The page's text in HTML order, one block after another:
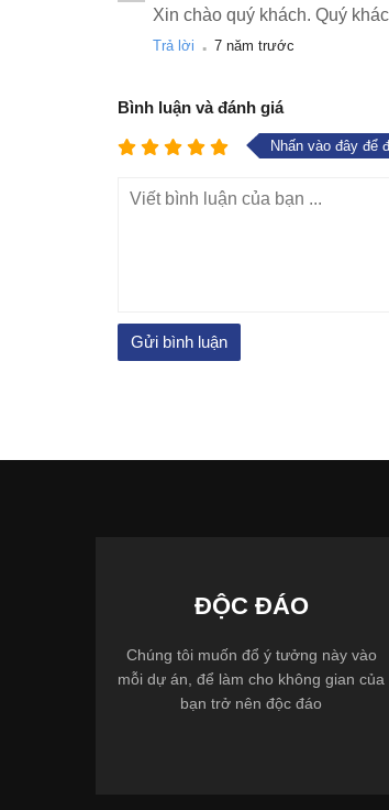
Xin chào quý khách. Quý
Trả lời . 7 năm trước
Bình luận và đánh giá
Nhấn vào đây để
ĐỘC ĐÁO
Chúng tôi muốn đổ ý tưởng này vào
mỗi dự án, để làm cho không gian của
bạn trở nên độc đáo